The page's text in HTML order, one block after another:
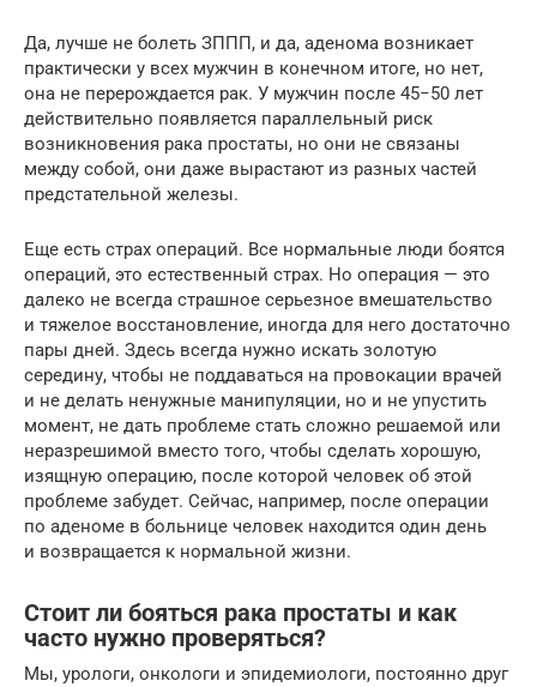
Да, лучше не болеть ЗППП, и да, аденома возникает
практически у всех мужчин в конечном итоге, но нет,
она не перерождается рак. У мужчин после 45−50 лет
действительно появляется параллельный риск
возникновения рака простаты, но они не связаны
между собой, они даже вырастают из разных частей
предстательной железы.
Еще есть страх операций. Все нормальные люди боятся
операций, это естественный страх. Но операция — это
далеко не всегда страшное серьезное вмешательство
и тяжелое восстановление, иногда для него достаточно
пары дней. Здесь всегда нужно искать золотую
середину, чтобы не поддаваться на провокации врачей
и не делать ненужные манипуляции, но и не упустить
момент, не дать проблеме стать сложно решаемой или
неразрешимой вместо того, чтобы сделать хорошую,
изящную операцию, после которой человек об этой
проблеме забудет. Сейчас, например, после операции
по аденоме в больнице человек находится один день
и возвращается к нормальной жизни.
Стоит ли бояться рака простаты и как
часто нужно проверяться?
Мы, урологи, онкологи и эпидемиологи, постоянно друг